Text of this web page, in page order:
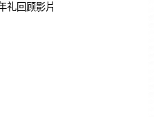
礼回顾影片